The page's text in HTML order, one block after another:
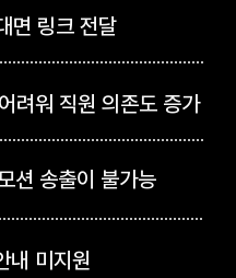
면 링크 전달
려워 직원 의존도 증가
션 송출이 불가능
내 미지원